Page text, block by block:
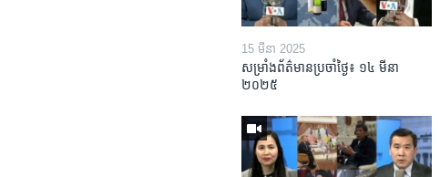
15 មីនា 2025
សម្រាំងព័ត៌មានប្រចាំថ្ងៃ៖ ១៤ មីនា
២០២៥